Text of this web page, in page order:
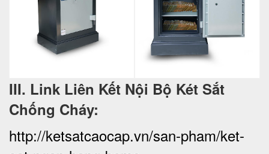
III. Link Liên Kết Nội Bộ Két Sắt
Chống Cháy:
http://ketsatcaocap.vn/san-pham/ket-